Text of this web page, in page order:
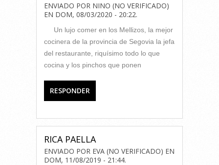
ENVIADO POR NINO (NO VERIFICADO)
EN DOM, 08/03/2020 - 20:22.
Un lujo comer en los Mellizos, la mejor
cocinera de la provincia de Segovia la jefa
del restaurante, riquísimo todo lo que
cocina y los pinchos que ponen
RESPONDER
RICA PAELLA
ENVIADO POR EVA (NO VERIFICADO) EN
DOM, 11/08/2019 - 21:44.